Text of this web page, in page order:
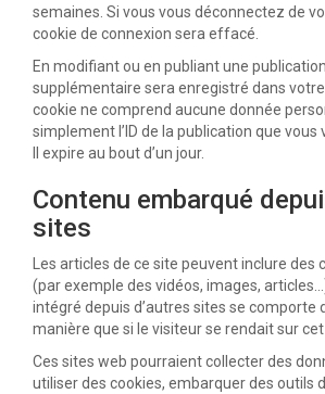
semaines. Si vous vous déconnectez de
cookie de connexion sera effacé.
En modifiant ou en publiant une
supplémentaire sera enregistré dans
cookie ne comprend aucune donnée
simplement l’ID de la publication que vous
Il expire au bout d’un jour.
Contenu embarqué
sites
Les articles de ce site peuvent inclure des
(par exemple des vidéos, images,
intégré depuis d’autres sites se comporte
manière que si le visiteur se rendait sur cet
Ces sites web pourraient collecter des
utiliser des cookies, embarquer des outils